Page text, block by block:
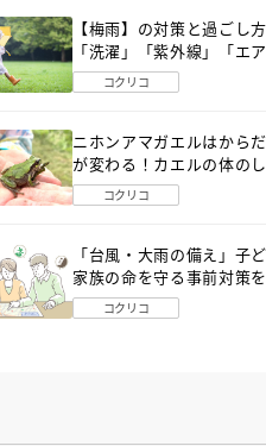
【梅雨】の対策と過ごし
「洗濯」「紫外線」「エ
ン」「ゲリラ豪雨」…〔気
報士が完全ガイド〕
コクリコ
ニホンアマガエルはから
が変わる！カエルの体の
から両生類の特ちょうまで
MOVEが解説！
コクリコ
「台風・大雨の備え」子
家族の命を守る事前対策
災アドバイザー」が解説
コクリコ